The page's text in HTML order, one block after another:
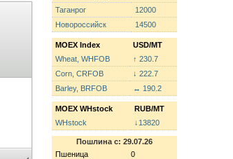
Таганрог
12000
Новороссийск
14500
MOEX Index
USD/MT
Wheat, WHFOB
↑ 230.7
Corn, CRFOB
↓ 222.7
Barley, BRFOB
↔ 190.2
MOEX WHstock
RUB/MT
WHstock
↓13820
Пошлина с: 29.07.26
Пшеница
0